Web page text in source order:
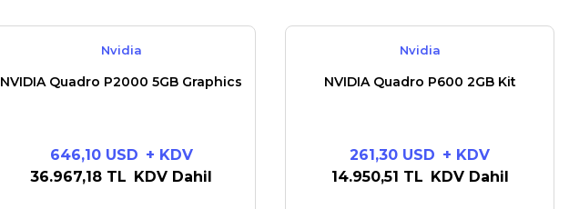
Nvidia
NVIDIA Quadro P2000 5GB Graphics
646,10 USD + KDV
36.967,18 TL KDV Dahil
Nvidia
NVIDIA Quadro P600 2GB Kit
261,30 USD + KDV
14.950,51 TL KDV Dahil